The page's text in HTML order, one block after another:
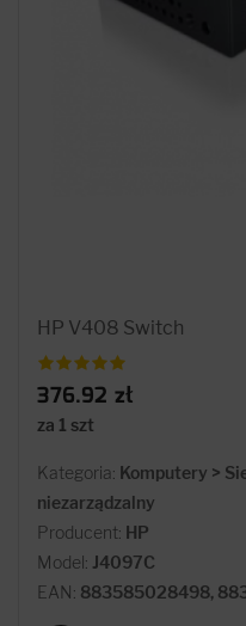
HP V408 Switch
376.92 zł
za 1 szt
Kategoria: Komputery >
niezarządzalny
Producent: HP
Model: J4097C
EAN: 883585028498,